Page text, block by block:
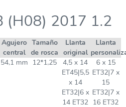
(H08) 2017 1.2
Agujero
central
Tamaño
de rosca
Llanta
original
Llanta
54,1 mm 12*1,25
4,5 x 14
ET45|5,5
x 14
ET32|6 x
14 ET32
6 x 15
ET32|7 x
15
ET32|7 x
16 ET32